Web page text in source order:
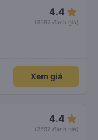
4.4 star_rate
(3597 đánh giá)
Xem giá
4.4 star_rate
(3597 đánh giá)